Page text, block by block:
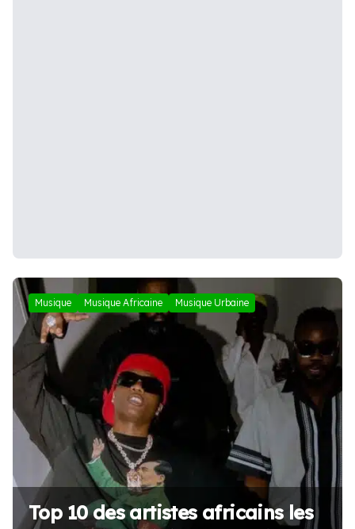
Musique Musique Africaine Musique Urbaine
Top 10 des artistes africains les